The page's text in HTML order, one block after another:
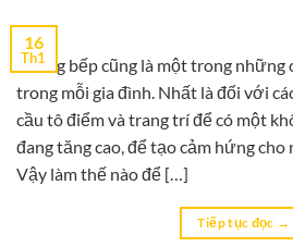
16
Th1
Phòng bếp cũng là một trong
trong mỗi gia đình. Nhất là đối với
cầu tô điểm và trang trí để có một
đang tăng cao, để tạo cảm hứng cho
Vậy làm thế nào để […]
Tiếp tục đọc →